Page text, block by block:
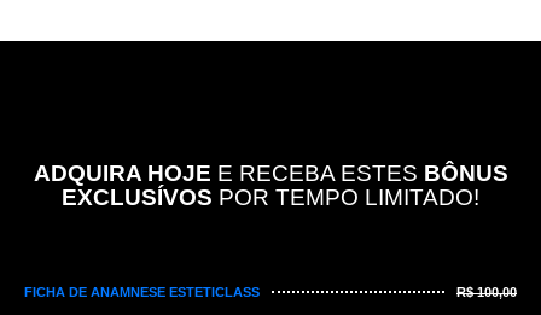
ADQUIRA HOJE E RECEBA ESTES BÔNUS
EXCLUSÍVOS POR TEMPO LIMITADO!
FICHA DE ANAMNESE ESTETICLASS R$ 100,00